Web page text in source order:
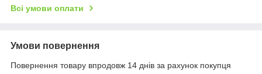
Всі умови оплати
Умови повернення
Повернення товару впродовж 14 днів за рахунок покупця